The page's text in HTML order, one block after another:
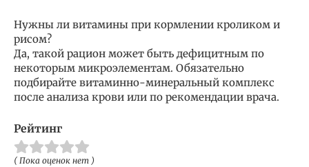
Нужны ли витамины при кормлении кроликом и
рисом?
Да, такой рацион может быть дефицитным по
некоторым микроэлементам. Обязательно
подбирайте витаминно-минеральный комплекс
после анализа крови или по рекомендации врача.
Рейтинг
( Пока оценок нет )